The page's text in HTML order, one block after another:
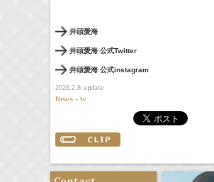
井頭愛海
井頭愛海 公式Twitter
井頭愛海 公式instagram
2026.2.8update
News - tv